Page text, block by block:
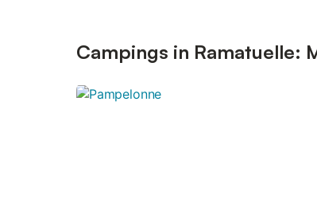
Campings in Ramatuelle: